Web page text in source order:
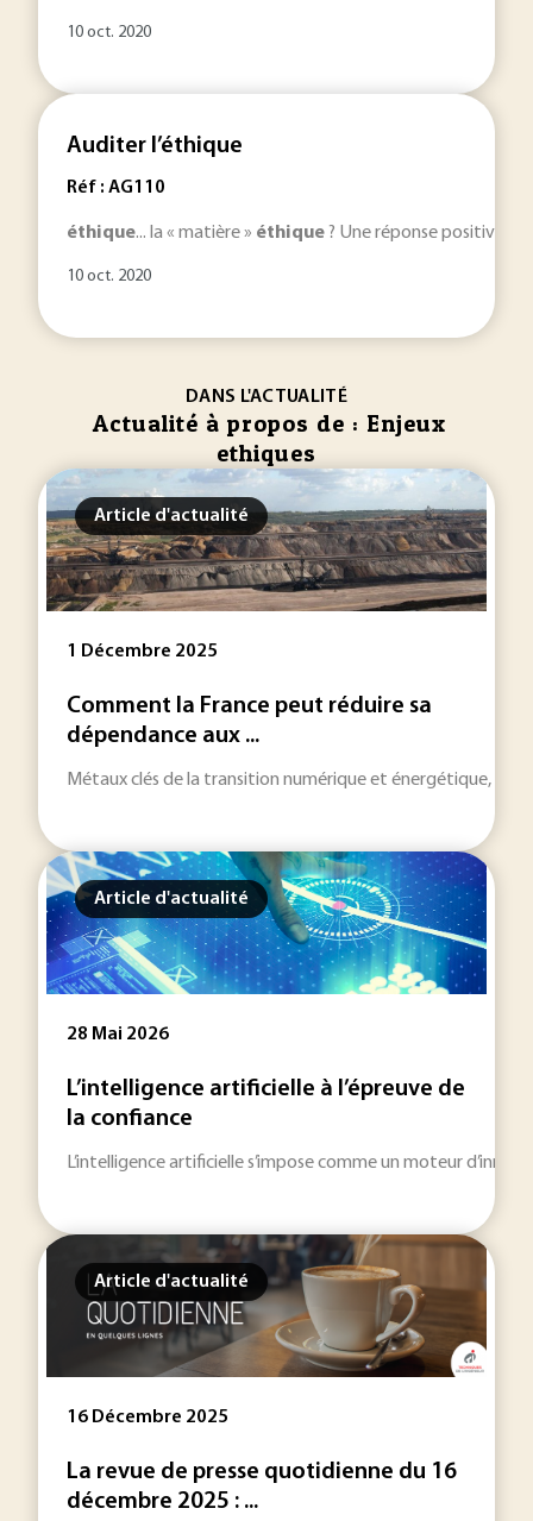
10 oct. 2020
Auditer l’éthique
Réf : AG110
éthique... la « matière » éthique ? Une réponse positive à
10 oct. 2020
DANS L'ACTUALITÉ
Actualité à propos de : Enjeux
ethiques
Article d'actualité
1 Décembre 2025
Comment la France peut réduire sa
dépendance aux ...
Métaux clés de la transition numérique et énergétique, les
Article d'actualité
28 Mai 2026
L’intelligence artificielle à l’épreuve de
la confiance
L’intelligence artificielle s’impose comme un moteur
Article d'actualité
16 Décembre 2025
La revue de presse quotidienne du 16
décembre 2025 : ...